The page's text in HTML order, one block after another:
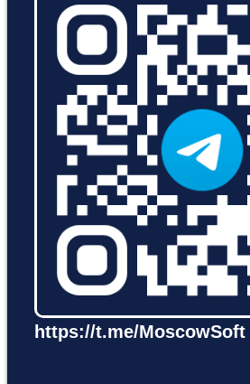
https://t.me/MoscowSoft